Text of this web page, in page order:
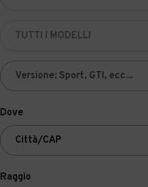
Dove
Raggio